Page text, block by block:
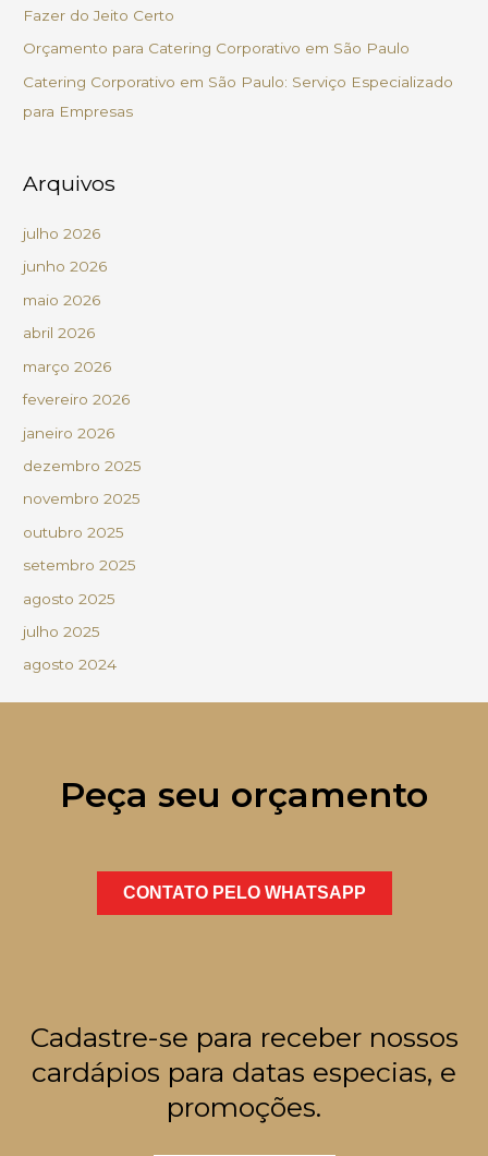
o
r
:
Fazer do Jeito Certo
Orçamento para Catering Corporativo em São Paulo
Catering Corporativo em São Paulo: Serviço Especializado
para Empresas
Arquivos
julho 2026
junho 2026
maio 2026
abril 2026
março 2026
fevereiro 2026
janeiro 2026
dezembro 2025
novembro 2025
outubro 2025
setembro 2025
agosto 2025
julho 2025
agosto 2024
Peça seu orçamento
CONTATO PELO WHATSAPP
Cadastre-se para receber nossos
cardápios para datas especias, e
promoções.